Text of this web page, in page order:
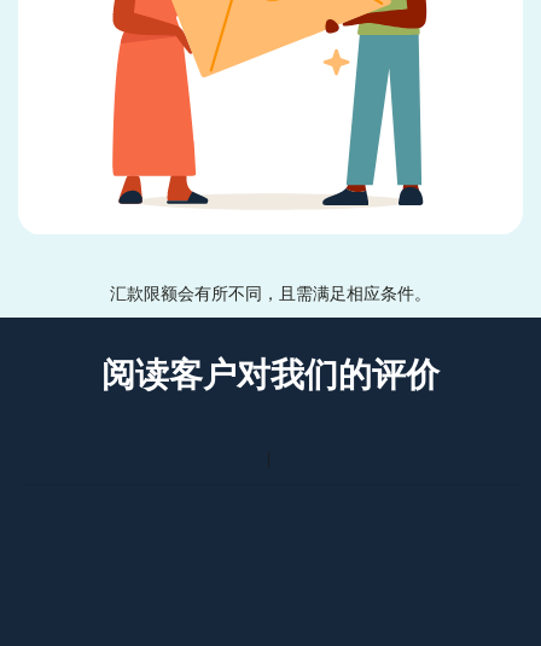
汇款限额会有所不同，且需满足相应条件。
阅读客户对我们的评价